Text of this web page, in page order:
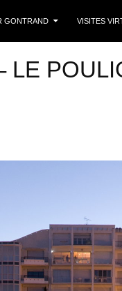
GONTRAND
VISITES
LE